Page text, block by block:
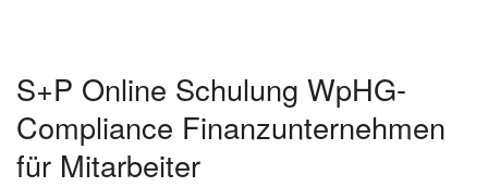
S+P Online Schulung WpHG-
Compliance Finanzunternehmen
für Mitarbeiter